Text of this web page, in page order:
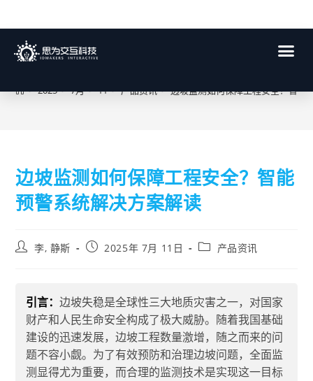
博客
> 2025 > 7月 > 11 > 产品资讯 > 边坡监测如何保障工程安全？智能
边坡监测如何保障工程安全？智能
预警系统解决方案解读
李, 静斯 2025年 7月 11日 产品资讯
引言：边坡失稳是全球性三大地质灾害之一，对国家
财产和人民生命安全构成了极大威胁。随着我国基础
建设的迅速发展，边坡工程数量激增，随之而来的问
题不容小觑。为了有效预防和治理边坡问题，全面监
测显得尤为重要，而合理的监测技术是实现这一目标